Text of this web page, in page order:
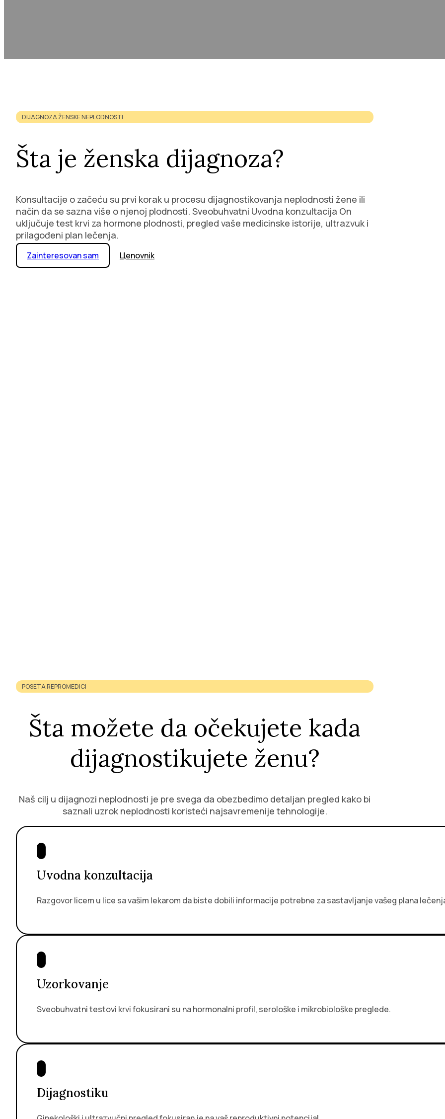
DIJAGNOZA ŽENSKE NEPLODNOSTI
Šta je ženska dijagnoza?
Konsultacije o začeću su prvi korak u procesu dijagnostikovanja neplodnosti žene ili
način da se sazna više o njenoj plodnosti. Sveobuhvatni Uvodna konzultacija On
uključuje test krvi za hormone plodnosti, pregled vaše medicinske istorije, ultrazvuk i
prilagođeni plan lečenja.
Zainteresovan sam Цenovnik
POSETA REPROMEDICI
Šta možete da očekujete kada
dijagnostikujete ženu?
Naš cilj u dijagnozi neplodnosti je pre svega da obezbedimo detaljan pregled kako bi
saznali uzrok neplodnosti koristeći najsavremenije tehnologije.
Uvodna konzultacija
Razgovor licem u lice sa vašim lekarom da biste dobili informacije potrebne za sastavljanje vašeg plana
Uzorkovanje
Sveobuhvatni testovi krvi fokusirani su na hormonalni profil, serološke i mikrobiološke preglede.
Dijagnostiku